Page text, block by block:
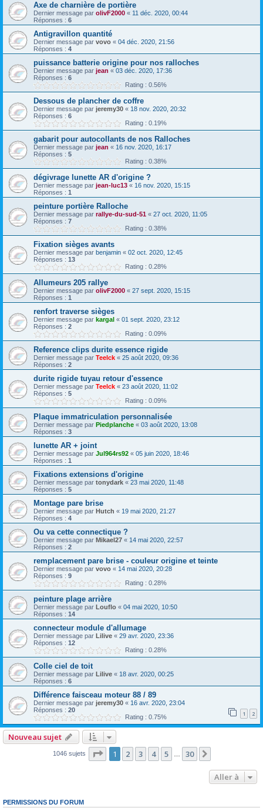
Axe de charnière de portière
Dernier message par olivF2000 « 11 déc. 2020, 00:44
Réponses : 6
Antigravillon quantité
Dernier message par vovo « 04 déc. 2020, 21:56
Réponses : 4
puissance batterie origine pour nos ralloches
Dernier message par jean « 03 déc. 2020, 17:36
Réponses : 6
Rating : 0.56%
Dessous de plancher de coffre
Dernier message par jeremy30 « 18 nov. 2020, 20:32
Réponses : 6
Rating : 0.19%
gabarit pour autocollants de nos Ralloches
Dernier message par jean « 16 nov. 2020, 16:17
Réponses : 5
Rating : 0.38%
dégivrage lunette AR d'origine ?
Dernier message par jean-luc13 « 16 nov. 2020, 15:15
Réponses : 1
peinture portière Ralloche
Dernier message par rallye-du-sud-51 « 27 oct. 2020, 11:05
Réponses : 7
Rating : 0.38%
Fixation sièges avants
Dernier message par benjamin « 02 oct. 2020, 12:45
Réponses : 13
Rating : 0.28%
Allumeurs 205 rallye
Dernier message par olivF2000 « 27 sept. 2020, 15:15
Réponses : 1
renfort traverse sièges
Dernier message par kargal « 01 sept. 2020, 23:12
Réponses : 2
Rating : 0.09%
Reference clips durite essence rigide
Dernier message par Teelck « 25 août 2020, 09:36
Réponses : 2
durite rigide tuyau retour d'essence
Dernier message par Teelck « 23 août 2020, 11:02
Réponses : 5
Rating : 0.09%
Plaque immatriculation personnalisée
Dernier message par Piedplanche « 03 août 2020, 13:08
Réponses : 3
lunette AR + joint
Dernier message par Jul964rs92 « 05 juin 2020, 18:46
Réponses : 1
Fixations extensions d'origine
Dernier message par tonydark « 23 mai 2020, 11:48
Réponses : 5
Montage pare brise
Dernier message par Hutch « 19 mai 2020, 21:27
Réponses : 4
Ou va cette connectique ?
Dernier message par Mikael27 « 14 mai 2020, 22:57
Réponses : 2
remplacement pare brise - couleur origine et teinte
Dernier message par vovo « 14 mai 2020, 20:28
Réponses : 9
Rating : 0.28%
peinture plage arrière
Dernier message par Louflo « 04 mai 2020, 10:50
Réponses : 14
connecteur module d'allumage
Dernier message par Lilive « 29 avr. 2020, 23:36
Réponses : 12
Rating : 0.28%
Colle ciel de toit
Dernier message par Lilive « 18 avr. 2020, 00:25
Réponses : 6
Différence faisceau moteur 88 / 89
Dernier message par jeremy30 « 16 avr. 2020, 23:04
Réponses : 20 1 2
Rating : 0.75%
Nouveau sujet
1046 sujets Page 1sur
1 2 3 4 5 … 30
Aller à
PERMISSIONS DU FORUM